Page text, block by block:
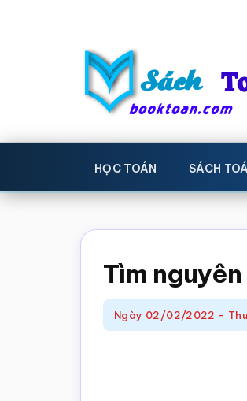
Sách
Toán
-
Học
toán
Học
toán,
toán,
khoa
Toán,
HỌC TOÁN SÁCH
Tìm
Ngày 02/02/2022 -